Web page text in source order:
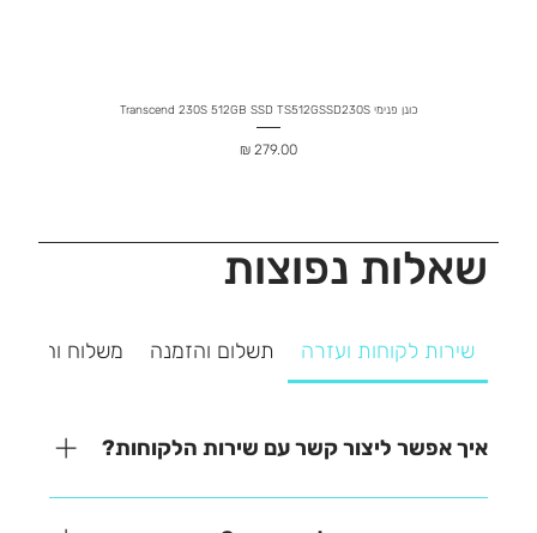
כונן פנימי Transcend 230S 512GB SSD TS512GSSD230S
מחיר
שאלות נפוצות
שירות לקוחות ועזרה תשלום והזמנה משלוח
איך אפשר ליצור קשר עם שירות הלקוחות?
אנחנו כאן כדי לעזור! ניתן ליצור איתנו קשר בקלות דרך